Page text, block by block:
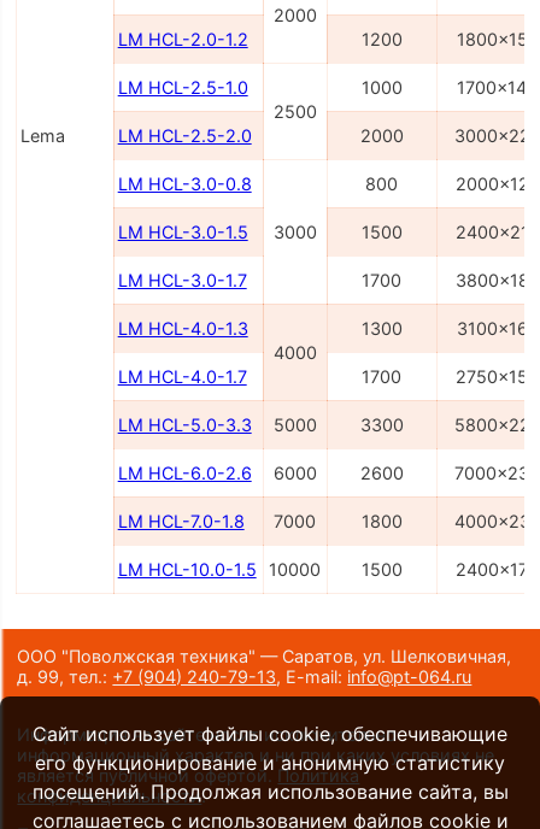
Lema
2000
LM HCL-2.0-1.2 1200
LM HCL-2.5-1.0
2500
1000
LM HCL-2.5-2.0 2000
LM HCL-3.0-0.8
3000
800
LM HCL-3.0-1.5 1500
LM HCL-3.0-1.7 1700
LM HCL-4.0-1.3
4000
1300
LM HCL-4.0-1.7 1700
LM HCL-5.0-3.3 5000 3300
LM HCL-6.0-2.6 6000 2600
LM HCL-7.0-1.8 7000 1800
LM HCL-10.0-1.5 10000 1500
ООО "Поволжская техника" — Саратов, ул. Шелковичная,
д. 99,тел.: +7 (904) 240-79-13, E-mail: info@pt-064.ru
Информация на сайте носит исключительно
информационный характер и ни при каких условиях не
является публичной офертой. Политика
конфиденциальности.
Сайт использует файлы cookie, обеспечивающие
его функционирование и анонимную статистику
посещений. Продолжая использование сайта, вы
соглашаетесь с использованием файлов cookie и